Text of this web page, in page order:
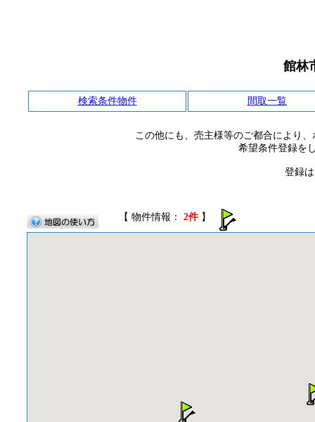
館林
検索条件物件 間取一覧
この他にも、売主様等のご都合により
希望条件登録を
登録
【 物件情報： 2件】